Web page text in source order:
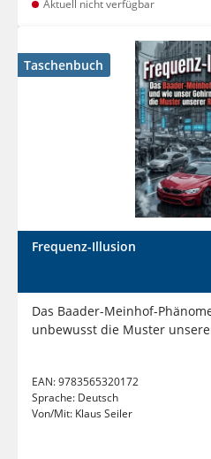
Aktuell nicht verfügbar
Taschenbuch
Frequenz-Illusion
Das Baader-Meinhof-
unbewusst die Muster
EAN:9783565320172
Sprache: Deutsch
Von/Mit: Klaus Seiler